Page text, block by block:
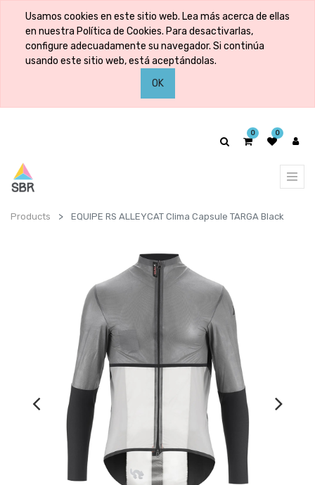
Usamos cookies en este sitio web. Lea más acerca de ellas
en nuestra Política de Cookies. Para desactivarlas,
configure adecuadamente su navegador. Si continúa
usando este sitio web, está aceptándolas.
OK
0 0
Products EQUIPE RS ALLEYCAT Clima Capsule TARGA Black